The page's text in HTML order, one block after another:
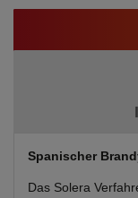
Spanischer
Das Solera